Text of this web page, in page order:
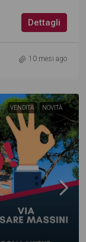
Dettagli
10 mesi ago
VENDITA NOVITÀ